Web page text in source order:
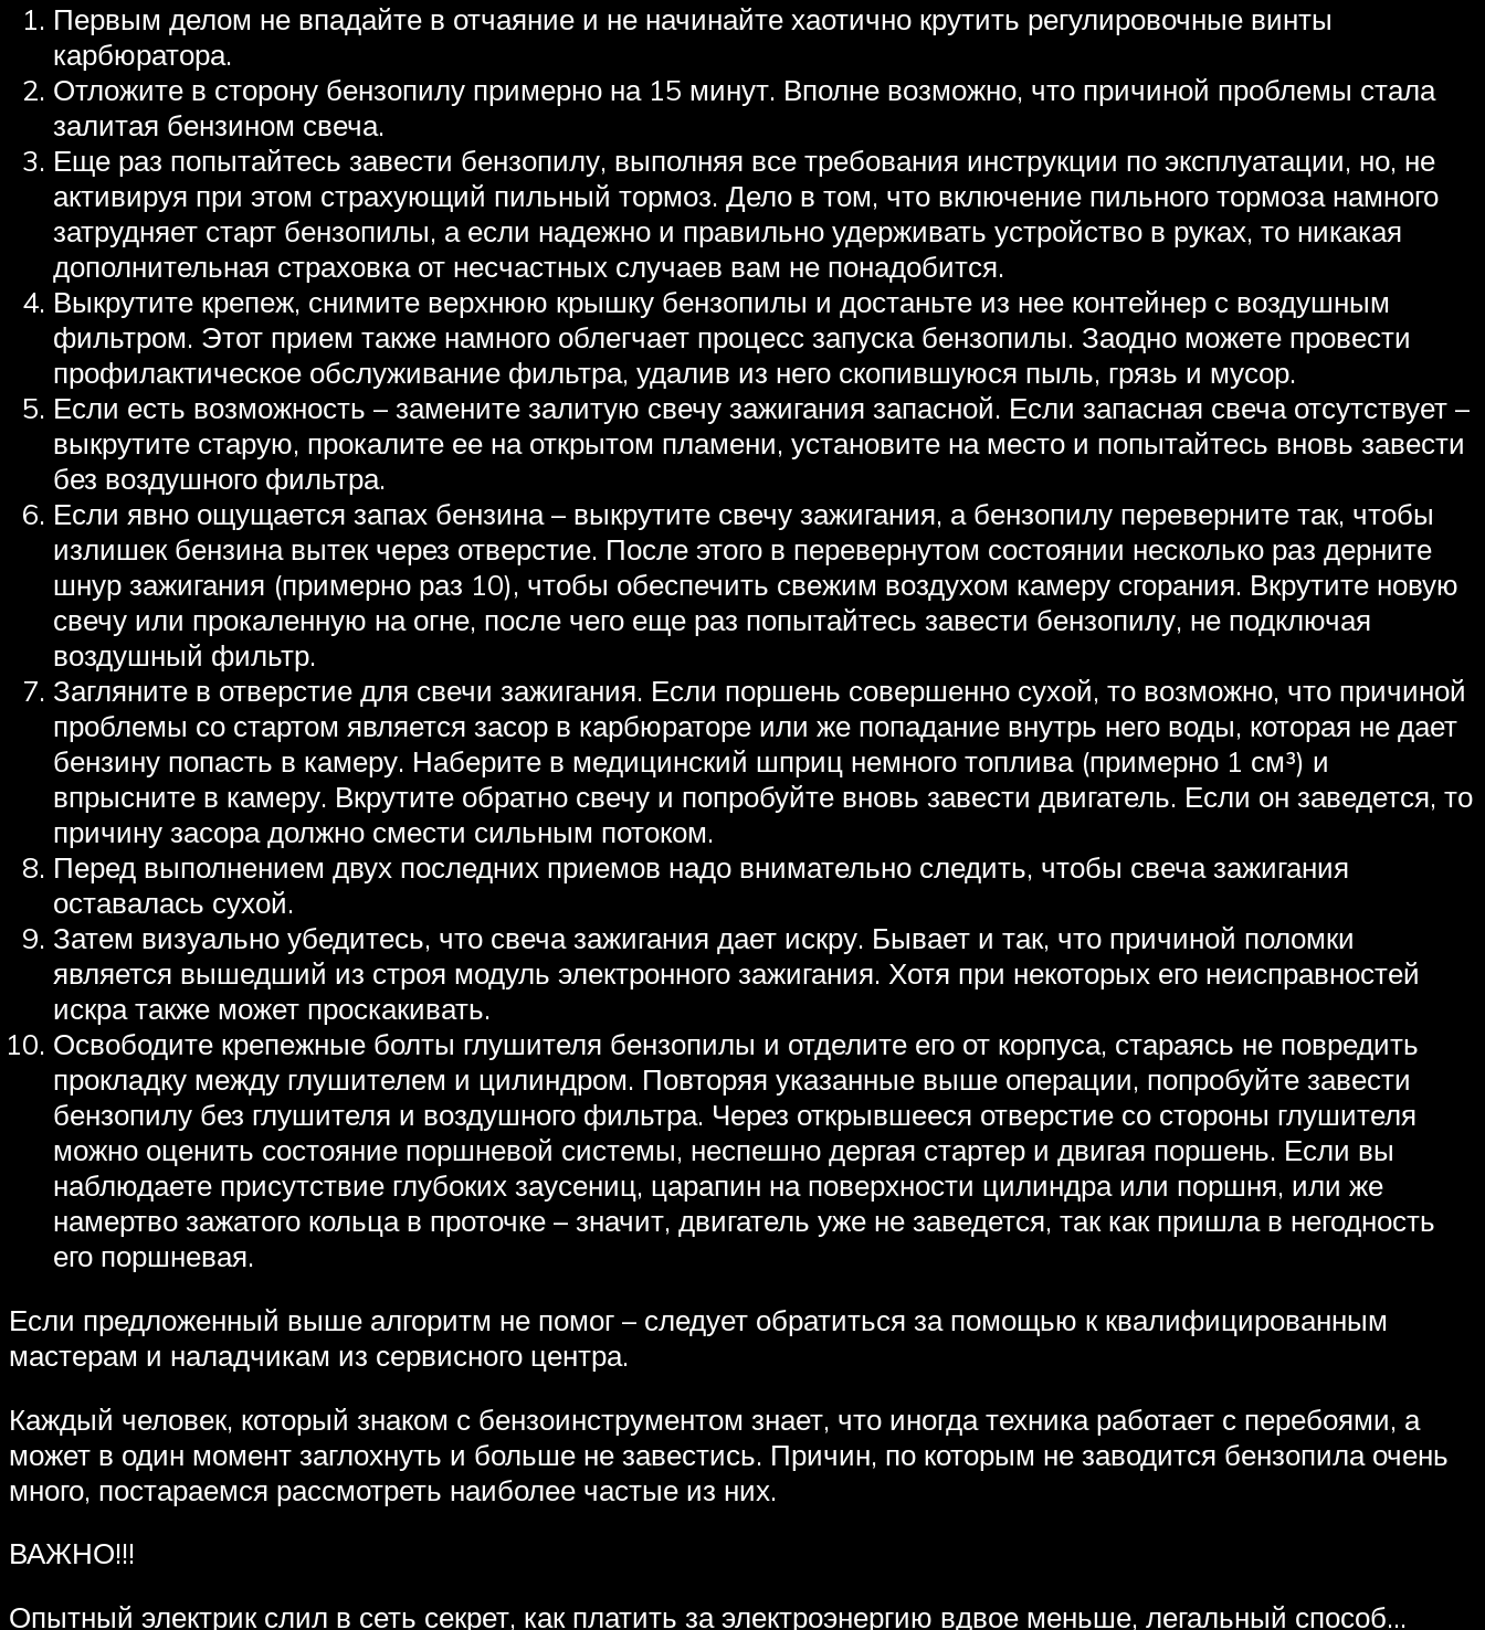
Первым делом не впадайте в отчаяние и не начинайте хаотично крутить регулировочные винты
карбюратора.
Отложите в сторону бензопилу примерно на 15 минут. Вполне возможно, что причиной проблемы стала
залитая бензином свеча.
Еще раз попытайтесь завести бензопилу, выполняя все требования инструкции по эксплуатации, но, не
активируя при этом страхующий пильный тормоз. Дело в том, что включение пильного тормоза намного
затрудняет старт бензопилы, а если надежно и правильно удерживать устройство в руках, то никакая
дополнительная страховка от несчастных случаев вам не понадобится.
Выкрутите крепеж, снимите верхнюю крышку бензопилы и достаньте из нее контейнер с воздушным
фильтром. Этот прием также намного облегчает процесс запуска бензопилы. Заодно можете провести
профилактическое обслуживание фильтра, удалив из него скопившуюся пыль, грязь и мусор.
Если есть возможность – замените залитую свечу зажигания запасной. Если запасная свеча отсутствует –
выкрутите старую, прокалите ее на открытом пламени, установите на место и попытайтесь вновь завести
без воздушного фильтра.
Если явно ощущается запах бензина – выкрутите свечу зажигания, а бензопилу переверните так, чтобы
излишек бензина вытек через отверстие. После этого в перевернутом состоянии несколько раз дерните
шнур зажигания (примерно раз 10), чтобы обеспечить свежим воздухом камеру сгорания. Вкрутите новую
свечу или прокаленную на огне, после чего еще раз попытайтесь завести бензопилу, не подключая
воздушный фильтр.
Загляните в отверстие для свечи зажигания. Если поршень совершенно сухой, то возможно, что причиной
проблемы со стартом является засор в карбюраторе или же попадание внутрь него воды, которая не дает
бензину попасть в камеру. Наберите в медицинский шприц немного топлива (примерно 1 см³) и
впрысните в камеру. Вкрутите обратно свечу и попробуйте вновь завести двигатель. Если он заведется, то
причину засора должно смести сильным потоком.
Перед выполнением двух последних приемов надо внимательно следить, чтобы свеча зажигания
оставалась сухой.
Затем визуально убедитесь, что свеча зажигания дает искру. Бывает и так, что причиной поломки
является вышедший из строя модуль электронного зажигания. Хотя при некоторых его неисправностей
искра также может проскакивать.
Освободите крепежные болты глушителя бензопилы и отделите его от корпуса, стараясь не повредить
прокладку между глушителем и цилиндром. Повторяя указанные выше операции, попробуйте завести
бензопилу без глушителя и воздушного фильтра. Через открывшееся отверстие со стороны глушителя
можно оценить состояние поршневой системы, неспешно дергая стартер и двигая поршень. Если вы
наблюдаете присутствие глубоких заусениц, царапин на поверхности цилиндра или поршня, или же
намертво зажатого кольца в проточке – значит, двигатель уже не заведется, так как пришла в негодность
его поршневая.
Если предложенный выше алгоритм не помог – следует обратиться за помощью к квалифицированным
мастерам и наладчикам из сервисного центра.
Каждый человек, который знаком с бензоинструментом знает, что иногда техника работает с перебоями, а
может в один момент заглохнуть и больше не завестись. Причин, по которым не заводится бензопила очень
много, постараемся рассмотреть наиболее частые из них.
ВАЖНО!!!
Опытный электрик слил в сеть секрет, как платить за электроэнергию вдвое меньше, легальный способ…